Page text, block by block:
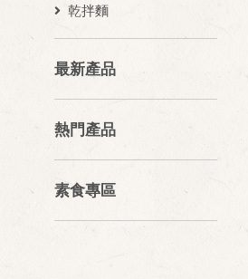
乾拌麵
最新產品
熱門產品
素食專區